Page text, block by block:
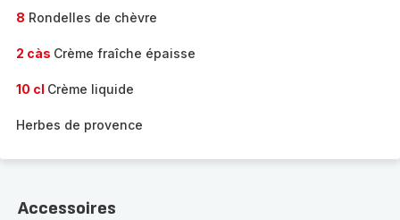
8 Rondelles de chèvre
2 càs Crème fraîche épaisse
10 cl Crème liquide
Herbes de provence
Accessoires